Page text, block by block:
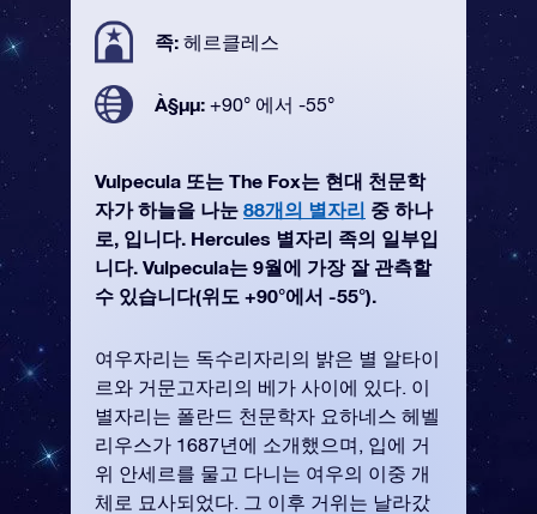
족: 헤르클레스
À§µµ: +90° 에서 -55°
Vulpecula 또는 The Fox는 현대 천문학
자가 하늘을 나눈 88개의 별자리 중 하나
로, 입니다. Hercules 별자리 족의 일부입
니다. Vulpecula는 9월에 가장 잘 관측할
수 있습니다(위도 +90°에서 -55°).
여우자리는 독수리자리의 밝은 별 알타이
르와 거문고자리의 베가 사이에 있다. 이
별자리는 폴란드 천문학자 요하네스 헤벨
리우스가 1687년에 소개했으며, 입에 거
위 안세르를 물고 다니는 여우의 이중 개
체로 묘사되었다. 그 이후 거위는 날라갔